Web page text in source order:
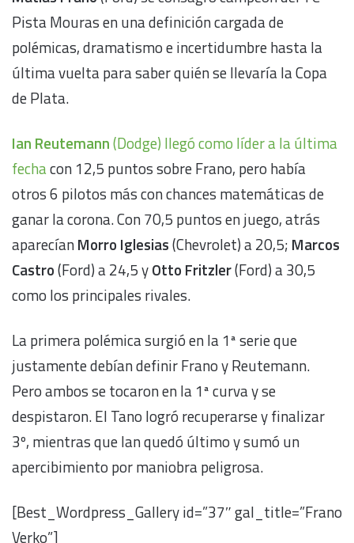
Pista Mouras en una definición cargada de
polémicas, dramatismo e incertidumbre hasta la
última vuelta para saber quién se llevaría la Copa
de Plata.
Ian Reutemann(Dodge) llegó como líder a la última
fechacon 12,5 puntos sobre Frano, pero había
otros 6 pilotos más con chances matemáticas de
ganar la corona. Con 70,5 puntos en juego, atrás
aparecíanMorro Iglesias(Chevrolet) a 20,5; Marcos
Castro(Ford) a 24,5 yOtto Fritzler(Ford) a 30,5
como los principales rivales.
La primera polémica surgió en la 1ª serie que
justamente debían definir Frano y Reutemann.
Pero ambos se tocaron en la 1ª curva y se
despistaron. El Tano logró recuperarse y finalizar
3º, mientras que Ian quedó último y sumó un
apercibimiento por maniobra peligrosa.
[Best_Wordpress_Gallery id=”37″ gal_title=”Frano
Verko”]